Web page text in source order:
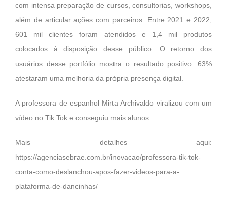
com intensa preparação de cursos, consultorias, workshops,
além de articular ações com parceiros. Entre 2021 e 2022,
601 mil clientes foram atendidos e 1,4 mil produtos
colocados à disposição desse público. O retorno dos
usuários desse portfólio mostra o resultado positivo: 63%
atestaram uma melhoria da própria presença digital.
A professora de espanhol Mirta Archivaldo viralizou com um
vídeo no Tik Tok e conseguiu mais alunos.
Mais detalhes aqui:
https://agenciasebrae.com.br/inovacao/professora-tik-tok-
conta-como-deslanchou-apos-fazer-videos-para-a-
plataforma-de-dancinhas/